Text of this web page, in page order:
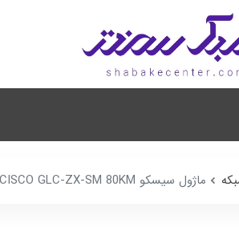
ماژول سیسکو CISCO GLC-ZX-SM 80KM